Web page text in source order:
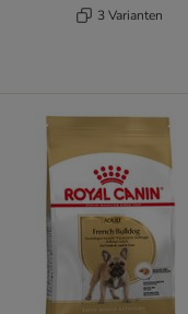
3 Varianten